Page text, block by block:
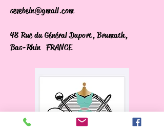
sevebein@gmail.com
48 Rue du Général Duport, Brumath,
Bas-Rhin FRANCE